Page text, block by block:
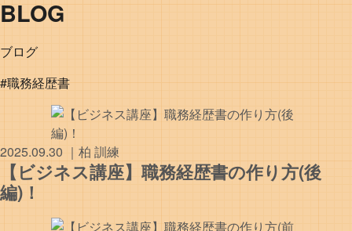
BLOG
ブログ
#職務経歴書
2025.09.30 ｜ 柏 訓練
【ビジネス講座】職務経歴書の作り方(後
編)！